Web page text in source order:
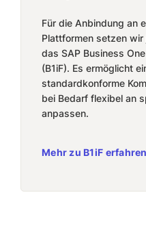
Für die Anbindung an
Plattformen setzen
das SAP Business
(B1iF). Es ermöglicht
standardkonforme
bei Bedarf flexibel an
anpassen.
Mehr zu B1iF erfahren